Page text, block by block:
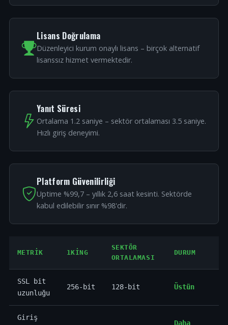
Lisans Doğrulama
Düzenleyici kurum onaylı lisans – birçok alternatif
lisanssız hizmet vermektedir.
Yanıt Süresi
Ortalama 1.2 saniye – sektör ortalaması 3.5 saniye.
Hızlı giriş deneyimi.
Platform Güvenilirliği
Uptime %99,7 – yıllık 2,6 saat kesinti. Sektörde
kabul edilebilir sınır %98'dir.
METRIK 1KING
SEKTÖR
ORTALAMASI
DURUM
SSL bit
uzunluğu
256-bit 128-bit Üstün
Giriş
Daha